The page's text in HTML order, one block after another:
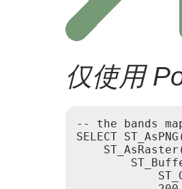
仅使用
-- the bands
SELECT